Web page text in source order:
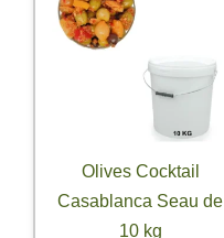
Olives Cocktail
Casablanca Seau de
10 kg